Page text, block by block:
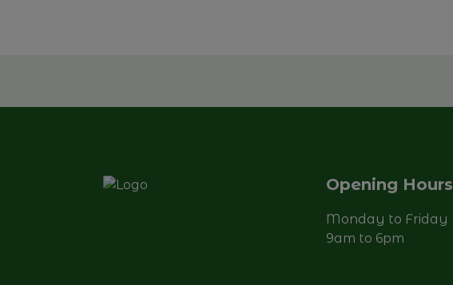
Opening Hours
Monday to Friday
9am to 6pm